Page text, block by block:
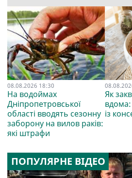
08.08.2026 18:30
На водоймах
Дніпропетровської
області вводять сезонну
заборону на вилов раків:
які штрафи
Як
із
ПОПУЛЯРНЕ ВІДЕО